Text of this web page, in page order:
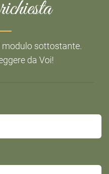
modulo sottostante.
da Voi!